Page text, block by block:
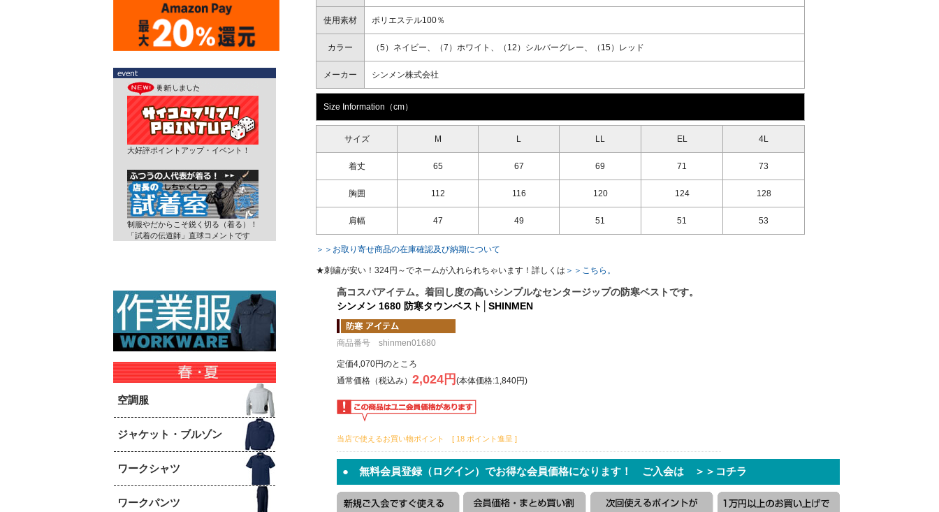
大好評ポイントアップ・イベント！
制服やだからこそ鋭く切る（着る）！
「試着の伝道師」直球コメントです
空調服
ジャケット・ブルゾン
ワークシャツ
ワークパンツ
使用素材 ポリエステル100％
カラー （5）ネイビー、（7）ホワイト、（12）シルバーグレー、（15）レッド
メーカー シンメン株式会社
Size Information（cm）
サイズ M L LL EL 4L
着丈 65 67 69 71 73
胸囲 112 116 120 124 128
肩幅 47 49 51 51 53
＞＞お取り寄せ商品の在庫確認及び納期について
★刺繍が安い！324円～でネームが入れられちゃいます！詳しくは ＞＞こちら。
高コスパアイテム。着回し度の高いシンプルなセンタージップの防寒ベストです。
シンメン 1680 防寒タウンベスト│SHINMEN
商品番号 shinmen01680
定価4,070円のところ
通常価格（税込み） 2,024円 (本体価格:1,840円)
当店で使えるお買い物ポイント [ 18 ポイント進呈 ]
● 無料会員登録（ログイン）でお得な会員価格になります！ ご入会は ＞＞コチラ